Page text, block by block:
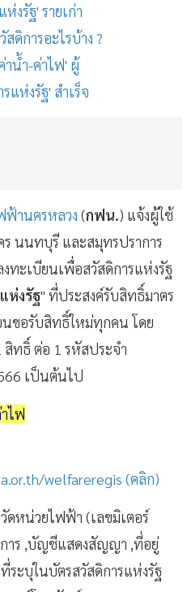
งรัฐ' รายเก่า
ดิการอะไรบ้าง ?
าน้ำ-ค่าไฟ' ผู้
แห่งรัฐ' สำเร็จ
ฟ้านครหลวง (กฟน.) แจ้งผู้ใช้
นนทบุรี และสมุทรปราการ
ทะเบียนเพื่อสวัสดิการแห่งรัฐ
ห่งรัฐ" ที่ประสงค์รับสิทธิ์มาตร
นขอรับสิทธิ์ใหม่ทุกคน โดย
ทธิ์ ต่อ 1 รหัสประจำ
เป็นต้นไป
ไฟ
welfareregis (คลิก)
ดหน่วยไฟฟ้า (เลขมิเตอร์
การ ,บัญชีแสดงสัญญา ,ที่อยู่
ระบุในบัตรสวัสดิการแห่งรัฐ